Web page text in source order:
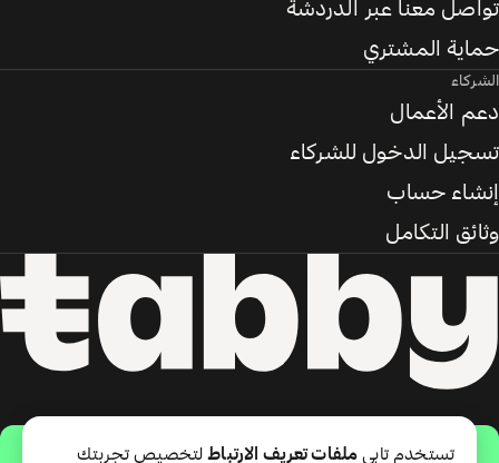
حمّل التطبيق
تواصل معنا عبر الدردشة
حماية المشتري
الشركاء
دعم الأعمال
تسجيل الدخول للشركاء
إنشاء حساب
وثائق التكامل
تستخدم تابي ملفات تعريف الارتباطلتخصيص تجربتك